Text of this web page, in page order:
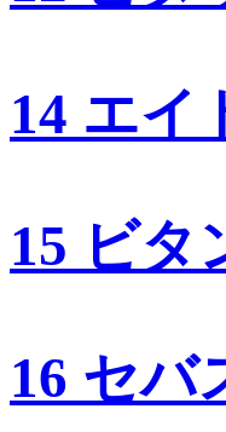
14 エイ
15 ビタ
16 セバ